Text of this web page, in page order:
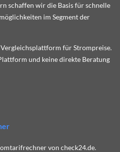
schaffen wir die Basis für schnelle
im Segment der
für Strompreise.
und keine direkte Beratung
von check24.de.